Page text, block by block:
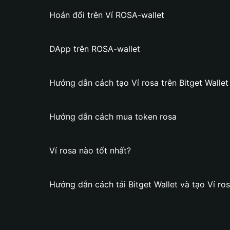
Hoán đổi trên Ví ROSA-wallet
DApp trên ROSA-wallet
Hướng dẫn cách tạo Ví rosa trên Bitget Wallet
Hướng dẫn cách mua token rosa
Ví rosa nào tốt nhất?
Hướng dẫn cách tải Bitget Wallet và tạo Ví